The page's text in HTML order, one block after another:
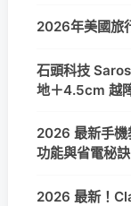
2026年美國旅
石頭科技
地＋4.5cm 越
2026 最新手
功能與省電秘訣
2026 最新！